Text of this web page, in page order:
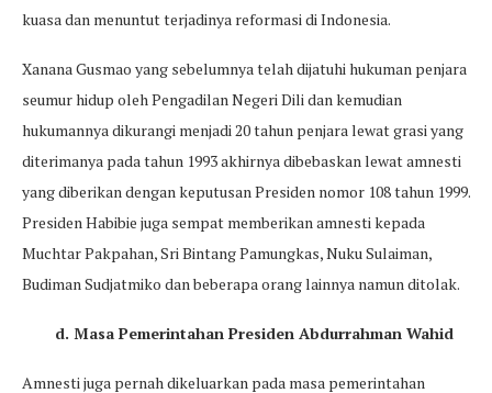
kuasa dan menuntut terjadinya reformasi di Indonesia.
Xanana Gusmao yang sebelumnya telah dijatuhi hukuman penjara
seumur hidup oleh Pengadilan Negeri Dili dan kemudian
hukumannya dikurangi menjadi 20 tahun penjara lewat grasi yang
diterimanya pada tahun 1993 akhirnya dibebaskan lewat amnesti
yang diberikan dengan keputusan Presiden nomor 108 tahun 1999.
Presiden Habibie juga sempat memberikan amnesti kepada
Muchtar Pakpahan, Sri Bintang Pamungkas, Nuku Sulaiman,
Budiman Sudjatmiko dan beberapa orang lainnya namun ditolak.
d. Masa Pemerintahan Presiden Abdurrahman Wahid
Amnesti juga pernah dikeluarkan pada masa pemerintahan